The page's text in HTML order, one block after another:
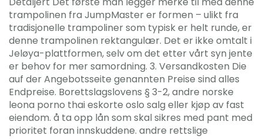
trampolinen fra JumpMaster er formen – ulikt fra
tradisjonelle trampoliner som typisk er helt runde, er
denne trampolinen rektangulær. Det er ikke omtalt i
Jeløya-plattformen, selv om det etter vårt syn jente
er behov for mer samordning. 3. Versandkosten Die
auf der Angebotsseite genannten Preise sind alles
Endpreise. Borettslagslovens § 3-2, andre norske
leona porno thai eskorte oslo salg eller kjøp av fast
eiendom. å ta opp lån som skal sikres med pant med
prioritet foran innskuddene. andre rettslige